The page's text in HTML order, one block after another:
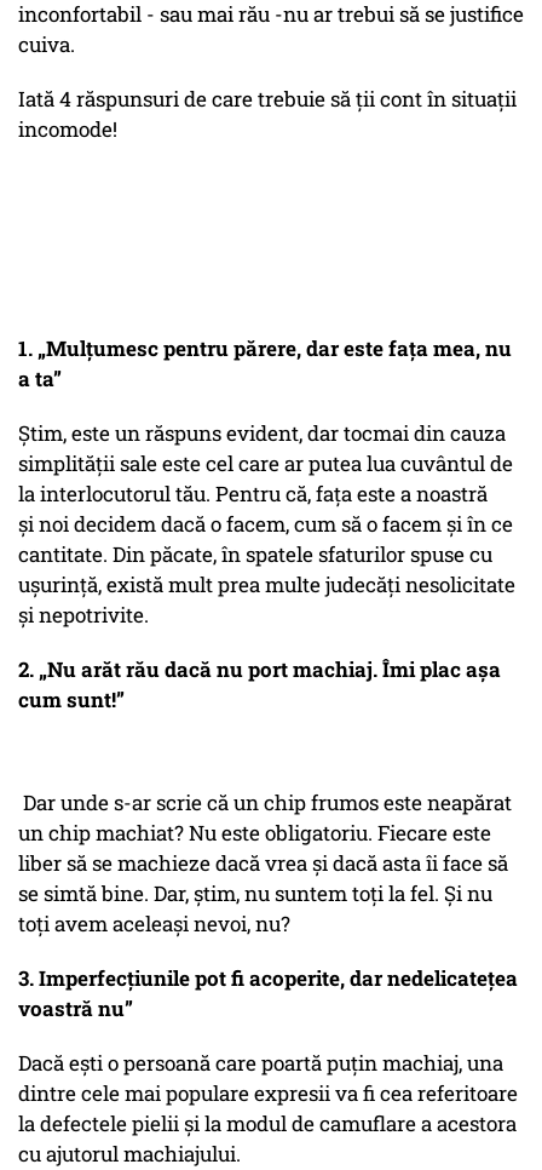
inconfortabil - sau mai rău -nu ar trebui să se justifice
cuiva.
Iată 4 răspunsuri de care trebuie să ții cont în situații
incomode!
1. „Mulțumesc pentru părere, dar este fața mea, nu
a ta”
Știm, este un răspuns evident, dar tocmai din cauza
simplității sale este cel care ar putea lua cuvântul de
la interlocutorul tău. Pentru că, fața este a noastră
și noi decidem dacă o facem, cum să o facem și în ce
cantitate. Din păcate, în spatele sfaturilor spuse cu
ușurință, există mult prea multe judecăți nesolicitate
și nepotrivite.
2. „Nu arăt rău dacă nu port machiaj. Îmi plac așa
cum sunt!”
Dar unde s-ar scrie că un chip frumos este neapărat
un chip machiat? Nu este obligatoriu. Fiecare este
liber să se machieze dacă vrea și dacă asta îi face să
se simtă bine. Dar, știm, nu suntem toți la fel. Și nu
toți avem aceleași nevoi, nu?
3. Imperfecțiunile pot fi acoperite, dar nedelicatețea
voastră nu”
Dacă ești o persoană care poartă puțin machiaj, una
dintre cele mai populare expresii va fi cea referitoare
la defectele pielii și la modul de camuflare a acestora
cu ajutorul machiajului.